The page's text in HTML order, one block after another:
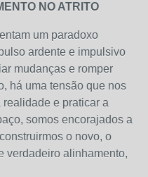
NO ATRITO
um paradoxo
ardente e impulsivo
mudanças e romper
há uma tensão que nos
e praticar a
somos encorajados a
o novo, o
verdadeiro alinhamento,